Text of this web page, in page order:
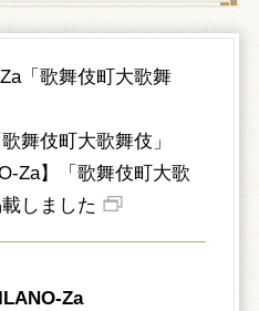
「歌舞伎町大歌舞
舞伎町大歌舞伎」
Za】「歌舞伎町大歌
しました
Za